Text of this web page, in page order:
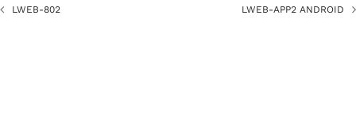
LWEB-802 LWEB-APP2 ANDROID